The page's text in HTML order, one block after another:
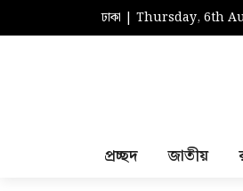
ঢাকা | Thursday, 6th
প্রচ্ছদ জাতীয়